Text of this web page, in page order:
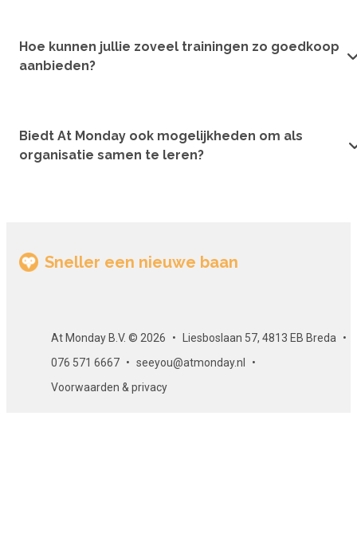
Hoe kunnen jullie zoveel trainingen zo goedkoop
aanbieden?
Biedt At Monday ook mogelijkheden om als
organisatie samen te leren?
Sneller een nieuwe baan
At Monday B.V. © 2026
Liesboslaan 57, 4813 EB Breda
076 571 6667
seeyou@atmonday.nl
Voorwaarden & privacy